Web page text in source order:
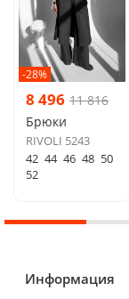
-28%
8 496 11 816
Брюки
RIVOLI 5243
42 44 46 48 50
52
Информация